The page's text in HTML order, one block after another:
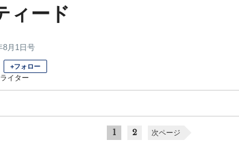
ィード
8月1日号
+フォロー
イター
1 2 次ページ